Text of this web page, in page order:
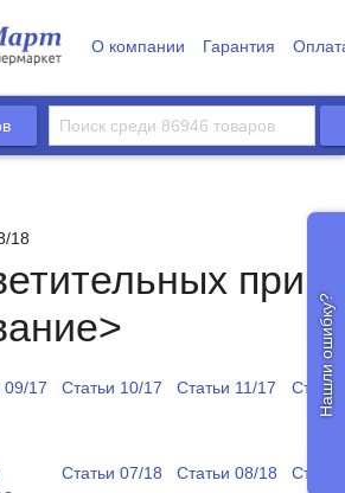
О компании Гарантия
18
09/17 Статьи 10/17 Статьи 11/17
Статьи 07/18 Статьи 08/18
Нашли ошибку?